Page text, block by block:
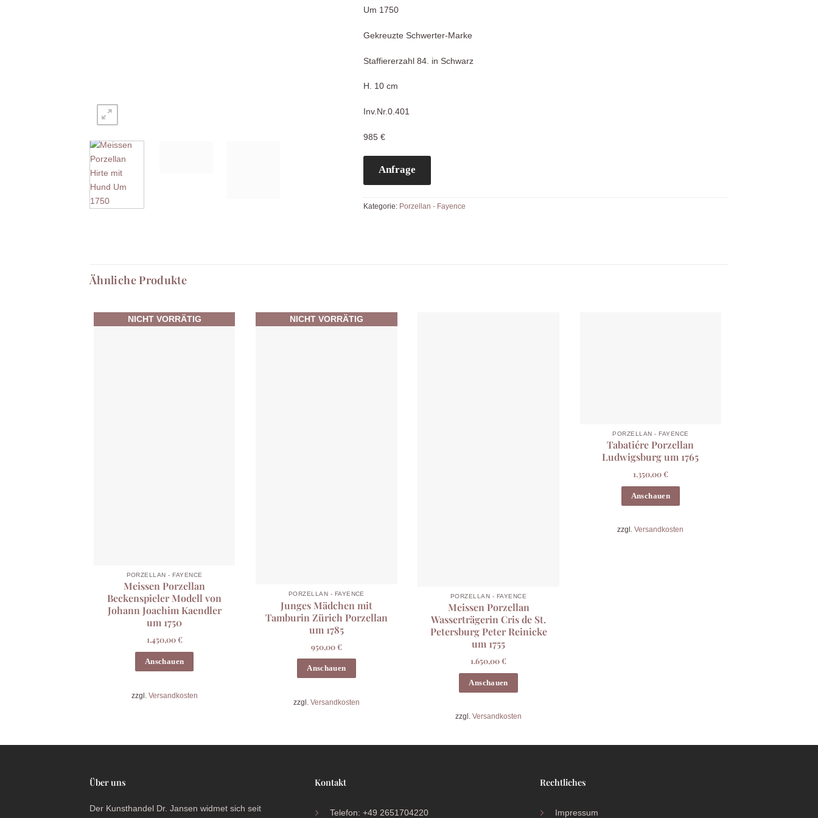
Um 1750
Gekreuzte Schwerter-Marke
Staffiererzahl 84. in Schwarz
H. 10 cm
Inv.Nr.0.401
985 €
Anfrage
Kategorie: Porzellan - Fayence
Ähnliche Produkte
NICHT VORRÄTIG
PORZELLAN - FAYENCE
Meissen Porzellan
Beckenspieler Modell von
Johann Joachim Kaendler
um 1750
1.450,00€
Anschauen
zzgl. Versandkosten
NICHT VORRÄTIG
PORZELLAN - FAYENCE
Junges Mädchen mit
Tamburin Zürich Porzellan
um 1785
950,00€
Anschauen
zzgl. Versandkosten
PORZELLAN - FAYENCE
Meissen Porzellan
Wasserträgerin Cris de St.
Petersburg Peter Reinicke
um 1755
1.650,00€
Anschauen
zzgl.Versandkosten
PORZELLAN - FAYENCE
Tabatiére Porzellan
Ludwigsburg um 1765
1.350,00€
Anschauen
zzgl.Versandkosten
Über uns
Der Kunsthandel Dr. Jansen widmet sich seit
Kontakt
Telefon: +49 2651704220
Rechtliches
Impressum